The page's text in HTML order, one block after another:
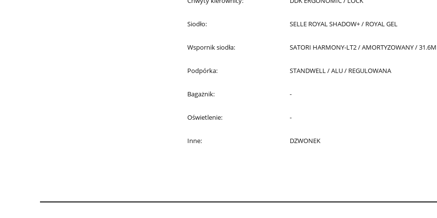
Siodło: SELLE ROYAL SHADOW+ / ROYAL GEL
Wspornik siodła: SATORI HARMONY-LT2 / AMORTYZOWANY /
Podpórka: STANDWELL / ALU / REGULOWANA
Bagażnik: -
Oświetlenie: -
Inne: DZWONEK